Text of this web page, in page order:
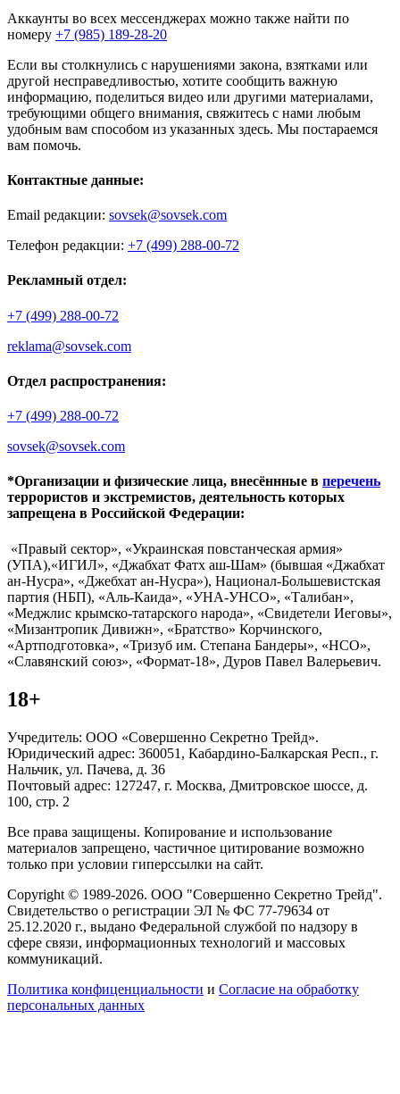
Аккаунты во всех мессенджерах можно также найти по
номеру +7 (985) 189-28-20
Если вы столкнулись с нарушениями закона, взятками или
другой несправедливостью, хотите сообщить важную
информацию, поделиться видео или другими материалами,
требующими общего внимания, свяжитесь с нами любым
удобным вам способом из указанных здесь. Мы постараемся
вам помочь.
Контактные данные:
Email редакции: sovsek@sovsek.com
Телефон редакции: +7 (499) 288-00-72
Рекламный отдел:
+7 (499) 288-00-72
reklama@sovsek.com
Отдел распространения:
+7 (499) 288-00-72
sovsek@sovsek.com
*Организации и физические лица, внесённные в перечень
террористов и экстремистов, деятельность которых
запрещена в Российской Федерации:
«Правый сектор», «Украинская повстанческая армия»
(УПА),«ИГИЛ», «Джабхат Фатх аш-Шам» (бывшая «Джабхат
ан-Нусра», «Джебхат ан-Нусра»), Национал-Большевистская
партия (НБП), «Аль-Каида», «УНА-УНСО», «Талибан»,
«Меджлис крымско-татарского народа», «Свидетели Иеговы»,
«Мизантропик Дивижн», «Братство» Корчинского,
«Артподготовка», «Тризуб им. Степана Бандеры», «НСО»,
«Славянский союз», «Формат-18», Дуров Павел Валерьевич.
18+
Учредитель: ООО «Совершенно Секретно Трейд».
Юридический адрес: 360051, Кабардино-Балкарская Респ., г.
Нальчик, ул. Пачева, д. 36
Почтовый адрес: 127247, г. Москва, Дмитровское шоссе, д.
100, стр. 2
Все права защищены. Копирование и использование
материалов запрещено, частичное цитирование возможно
только при условии гиперссылки на сайт.
Copyright © 1989-2026. ООО "Совершенно Секретно Трейд".
Свидетельство о регистрации ЭЛ № ФС 77-79634 от
25.12.2020 г., выдано Федеральной службой по надзору в
сфере связи, информационных технологий и массовых
коммуникаций.
Политика конфиценциальности и Согласие на обработку
персональных данных